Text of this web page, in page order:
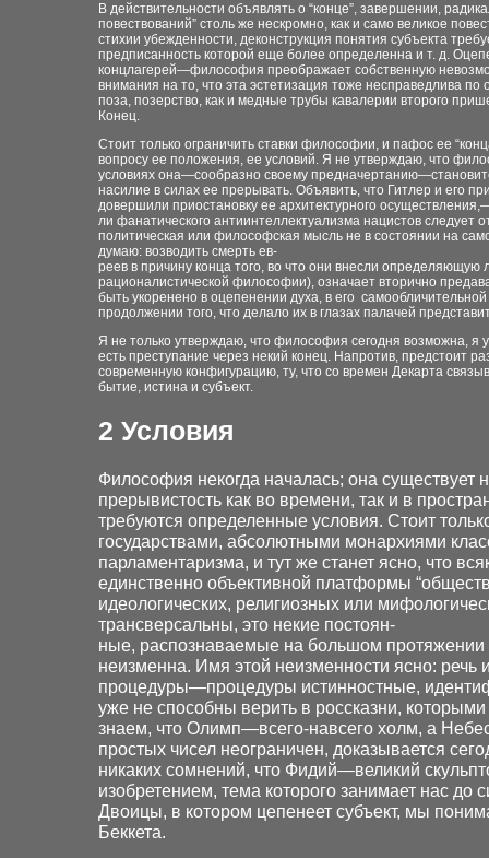
В действительности объявлять о “конце”, завершении,
повествований” столь же нескромно, как и само великое
стихии убежденности, деконструкция понятия субъекта
предписанность которой еще более определенна и т. д.
концлагерей—философия преображает собственную
внимания на то, что эта эстетизация тоже несправедлива
поза, позерство, как и медные трубы кавалерии второго
Конец.
Стоит только ограничить ставки философии, и пафос ее
вопросу ее положения, ее условий. Я не утверждаю, что
условиях она—сообразно своему
насилие в силах ее прерывать. Объявить, что Гитлер и его
довершили приостановку ее архитектурного
ли фанатического антиинтеллектуализма нацистов следует
политическая или философская мысль не в состоянии на
думаю: возводить смерть ев-
реев в причину конца того, во что они внесли
рационалистической философии), означает вторично
быть укоренено в оцепенении духа, в его
продолжении того, что делало их в глазах палачей
Я не только утверждаю, что философия сегодня возможна, я
есть преступание через некий конец. Напротив, предстоит
современную конфигурацию, ту, что со времен Декарта
бытие, истина и субъект.
2 Условия
Философия некогда началась; она
прерывистость как во времени, так и в
требуются определенные условия. Стоит
государствами, абсолютными монархиями
парламентаризма, и тут же станет ясно, что
единственно объективной платформы
идеологических, религиозных или
трансверсальны, это некие постоян-
ные, распознаваемые на большом протяжении
неизменна. Имя этой неизменности ясно:
процедуры—процедуры истинностные,
уже не способны верить в россказни,
знаем, что Олимп—всего-навсего холм, а
простых чисел неограничен, доказывается
никаких сомнений, что Фидий—великий
изобретением, тема которого занимает нас до
Двоицы, в котором цепенеет субъект, мы
Беккета.